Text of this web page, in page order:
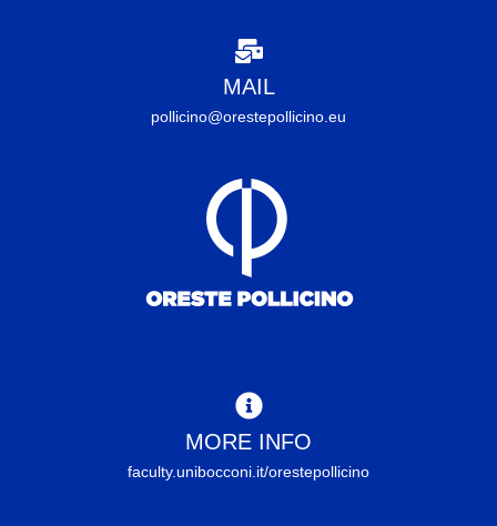
MAIL
pollicino@orestepollicino.eu
MORE INFO
faculty.unibocconi.it/orestepollicino